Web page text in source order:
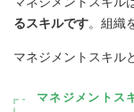
るスキルです。組織
マネジメントスキル
マネジメントス